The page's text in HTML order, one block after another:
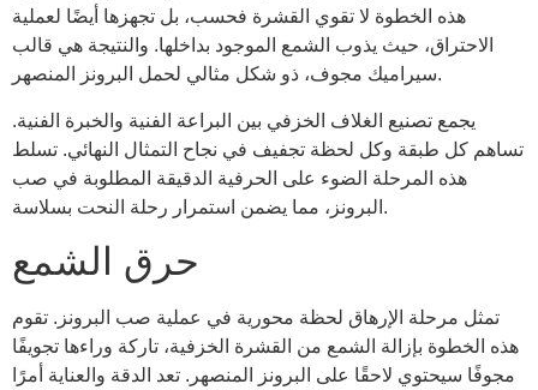
هذه الخطوة لا تقوي القشرة فحسب، بل تجهزها أيضًا لعملية
الاحتراق، حيث يذوب الشمع الموجود بداخلها. والنتيجة هي قالب
سيراميك مجوف، ذو شكل مثالي لحمل البرونز المنصهر.
يجمع تصنيع الغلاف الخزفي بين البراعة الفنية والخبرة الفنية.
تساهم كل طبقة وكل لحظة تجفيف في نجاح التمثال النهائي. تسلط
هذه المرحلة الضوء على الحرفية الدقيقة المطلوبة في صب
البرونز، مما يضمن استمرار رحلة النحت بسلاسة.
حرق الشمع
تمثل مرحلة الإرهاق لحظة محورية في عملية صب البرونز. تقوم
هذه الخطوة بإزالة الشمع من القشرة الخزفية، تاركة وراءها تجويفًا
مجوفًا سيحتوي لاحقًا على البرونز المنصهر. تعد الدقة والعناية أمرًا